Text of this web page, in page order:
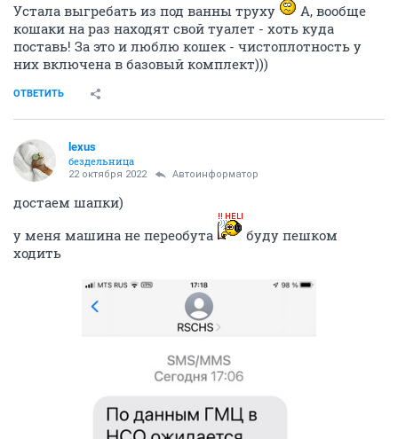
Устала выгребать из под ванны труху
А, вообще
кошаки на раз находят свой туалет - хоть куда
поставь! За это и люблю кошек - чистоплотность у
них включена в базовый комплект)))
ОТВЕТИТЬ
lexus
бездельница
22 октября 2022 Автоинформатор
достаем шапки)
у меня машина не переобута
буду пешком
ходить